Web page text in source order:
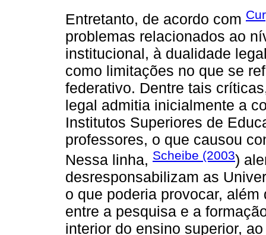
Entretanto, de acordo com
problemas relacionados ao
institucional, à dualidade
como limitações no que se
federativo. Dentre tais
legal admitia inicialmente a
Institutos Superiores de
professores, o que causou
Nessa linha, Scheibe (2003)
desresponsabilizam as
o que poderia provocar,
entre a pesquisa e a
interior do ensino superior,